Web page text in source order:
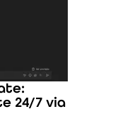
24/7 via